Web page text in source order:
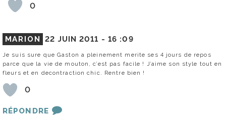
0
MARION 22 JUIN 2011 - 16 :09
Je suis sure que Gaston a pleinement merite ses 4 jours de repos
parce que la vie de mouton, c’est pas facile ! J’aime son style tout en
fleurs et en decontraction chic. Rentre bien !
0
RÉPONDRE